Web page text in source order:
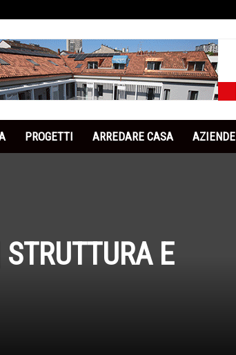
PROGETTI ARREDARE CASA AZIENDE
E